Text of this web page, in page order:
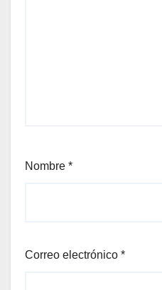
Nombre *
Correo electrónico *